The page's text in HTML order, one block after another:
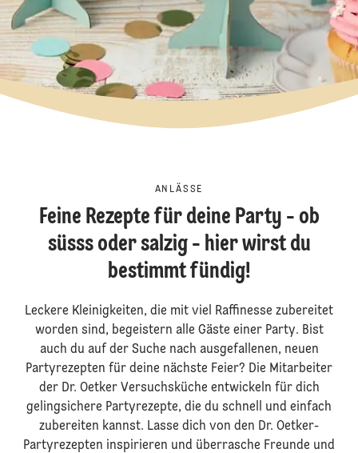
ANLÄSSE
Feine Rezepte für deine Party - ob
süsss oder salzig - hier wirst du
bestimmt fündig!
Leckere Kleinigkeiten, die mit viel Raffinesse zubereitet
worden sind, begeistern alle Gäste einer Party. Bist
auch du auf der Suche nach ausgefallenen, neuen
Partyrezepten für deine nächste Feier? Die Mitarbeiter
der Dr. Oetker Versuchsküche entwickeln für dich
gelingsichere Partyrezepte, die du schnell und einfach
zubereiten kannst. Lasse dich von den Dr. Oetker-
Partyrezepten inspirieren und überrasche Freunde und